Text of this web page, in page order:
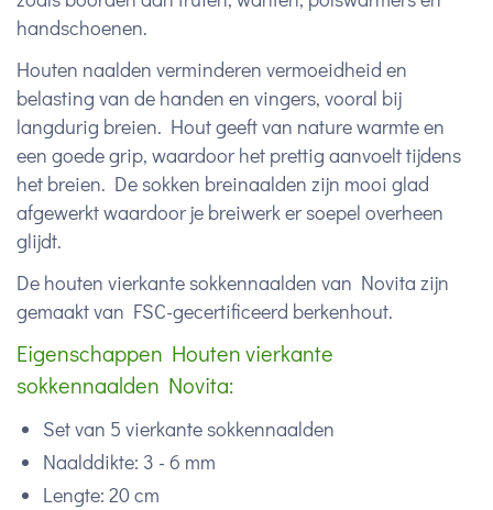
handschoenen.
Houten naalden verminderen vermoeidheid en
belasting van de handen en vingers, vooral bij
langdurig breien. Hout geeft van nature warmte en
een goede grip, waardoor het prettig aanvoelt tijdens
het breien. De sokken breinaalden zijn mooi glad
afgewerkt waardoor je breiwerk er soepel overheen
glijdt.
De houten vierkante sokkennaalden van Novita zijn
gemaakt van FSC-gecertificeerd berkenhout.
Eigenschappen Houten vierkante
sokkennaalden Novita:
Set van 5 vierkante sokkennaalden
Naalddikte: 3 - 6 mm
Lengte: 20 cm